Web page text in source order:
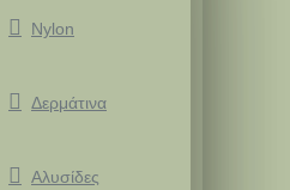
Nylon
Δερμάτινα
Αλυσίδες